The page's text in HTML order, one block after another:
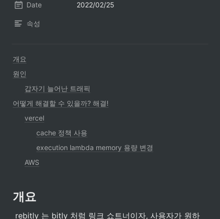
Date 2022/02/25
속성
개요
원인
갑자기 늘어난 트래픽
어떻게 해결할 수 있을까? 해결!
vercel
cache 정책 사용
execution lambda memory 용량 변경
AWS
개요